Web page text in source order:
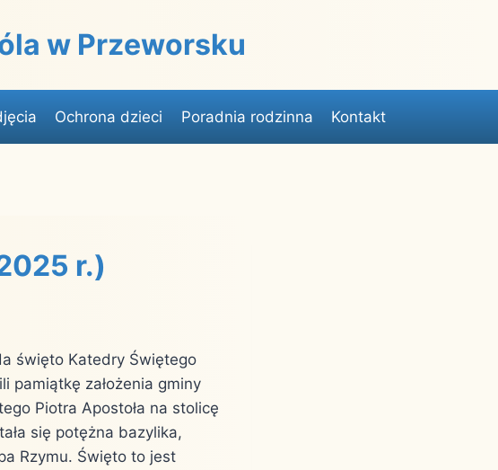
w Przeworsku
Ochrona dzieci Poradnia rodzinna Kontakt
r.)
święto Katedry Świętego
pamiątkę założenia gminy
Piotra Apostoła na stolicę
się potężna bazylika,
Rzymu. Święto to jest